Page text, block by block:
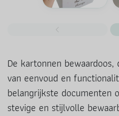
De kartonnen
van eenvoud en
belangrijkste documenten
stevige en stijlvolle